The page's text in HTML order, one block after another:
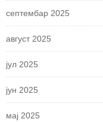
септембар 2025
август 2025
јул 2025
јун 2025
мај 2025